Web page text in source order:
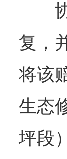
协
复，
将该
生态
坪段